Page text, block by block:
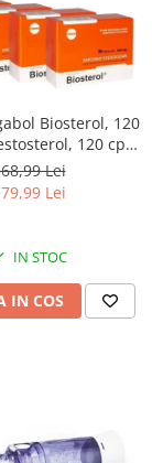
Biosterol, 120
120 cps,
testosteron si
crestere, inhibare
estrogen
Lei
Lei
IN STOC
IN COS